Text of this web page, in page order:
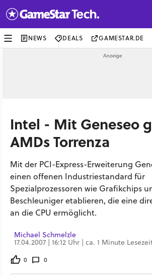
NEWS DEALS GAMESTAR.DE
Intel - Mit Geneseo
AMDs Torrenza
Mit der PCI-Express-Erweiterung
einen offenen Industriestandard für
Spezialprozessoren wie Grafikchips
Beschleuniger etablieren, die eine
an die CPU ermöglicht.
Michael Schmelzle
17.04.2007 | 16:12 Uhr | ca. 1 Minute
0 0